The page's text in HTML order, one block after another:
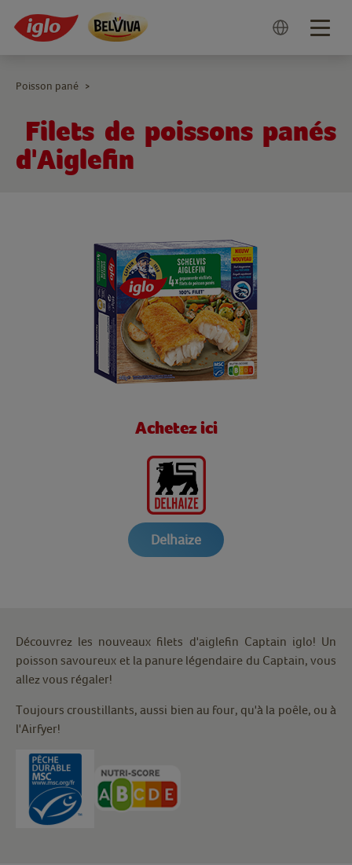
Filets de poissons panés
d'Aiglefin
Poisson pané >
Achetez ici
Delhaize
Découvrez les nouveaux filets d'aiglefin Captain iglo! Un
poisson savoureux et la panure légendaire du Captain, vous
allez vous régaler!
Toujours croustillants, aussi bien au four, qu'à la poêle, ou à
l'Airfyer!